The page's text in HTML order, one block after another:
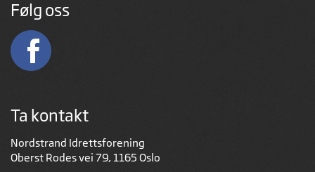
Følg oss
Ta kontakt
Nordstrand Idrettsforening
Oberst Rodes vei 79, 1165 Oslo